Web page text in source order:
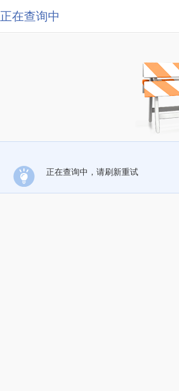
正在查询中
正在查询中，请刷新重试